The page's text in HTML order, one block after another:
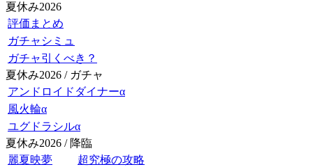
夏休み2026
評価まとめ
ガチャシミュ
ガチャ引くべき？
夏休み2026 / ガチャ
アンドロイドダイナーα
風火輪α
ユグドラシルα
夏休み2026 / 降臨
麗夏映夢
超究極の攻略